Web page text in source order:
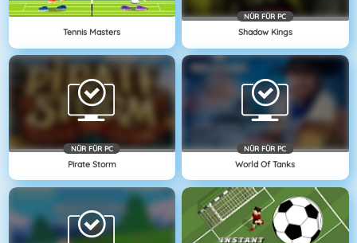
Tennis Masters
NÜR FÜR PC
Shadow Kings
NÜR FÜR PC
Pirate Storm
NÜR FÜR PC
World Of Tanks